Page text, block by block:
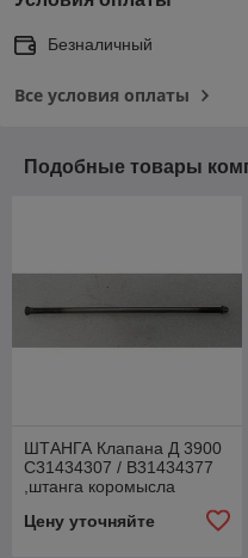
Безналичный
Все условия оплаты
Подобные товары
ШТАНГА Клапана Д 3900
С31434307 / В31434377
,штанга коромысла
31434307
Цену уточняйте